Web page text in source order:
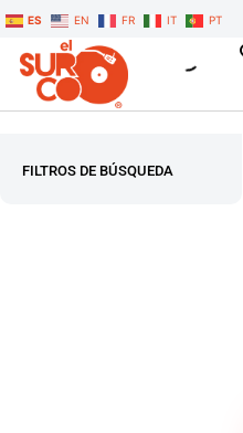
ES EN FR IT PT
FILTROS DE BÚSQUEDA